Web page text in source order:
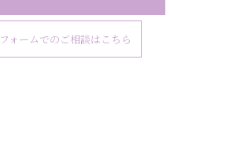
フォームでのご相談はこちら